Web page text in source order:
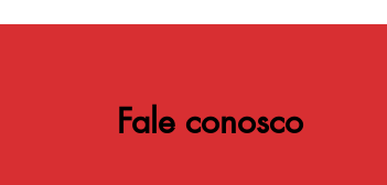
Fale conosco